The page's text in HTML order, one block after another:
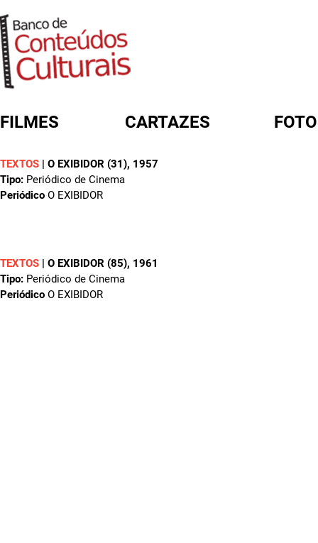
FILMES CARTAZES
TEXTOS | O EXIBIDOR (31), 1957
Tipo: Periódico de Cinema
Periódico O EXIBIDOR
TEXTOS | O EXIBIDOR (85), 1961
Tipo: Periódico de Cinema
Periódico O EXIBIDOR
FORMULÁRIO DE BUSCA